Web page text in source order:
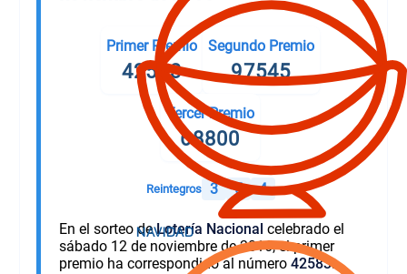
Primer Premio
42583
Segundo Premio
97545
Tercer Premio
68800
Reintegros 3 5 4
En el sorteo deLotería Nacional celebrado el
sábado 12 de noviembre de 2016, el primer
premio ha correspondido al número 42583.